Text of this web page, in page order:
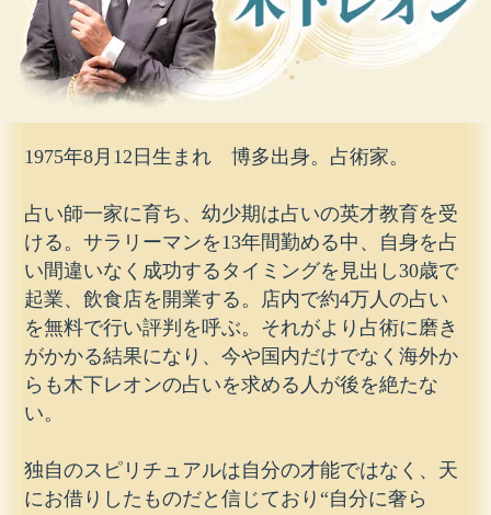
1975年8月12日生まれ 博多出身。占術家。
占い師一家に育ち、幼少期は占いの英才教育を受
ける。サラリーマンを13年間勤める中、自身を占
い間違いなく成功するタイミングを見出し30歳で
起業、飲食店を開業する。店内で約4万人の占い
を無料で行い評判を呼ぶ。それがより占術に磨き
がかかる結果になり、今や国内だけでなく海外か
らも木下レオンの占いを求める人が後を絶たな
い。
独自のスピリチュアルは自分の才能ではなく、天
にお借りしたものだと信じており“自分に奢ら